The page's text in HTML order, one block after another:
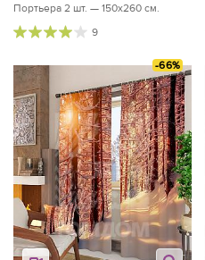
Портьера 2 шт. — 150х260 см.
9
-66%